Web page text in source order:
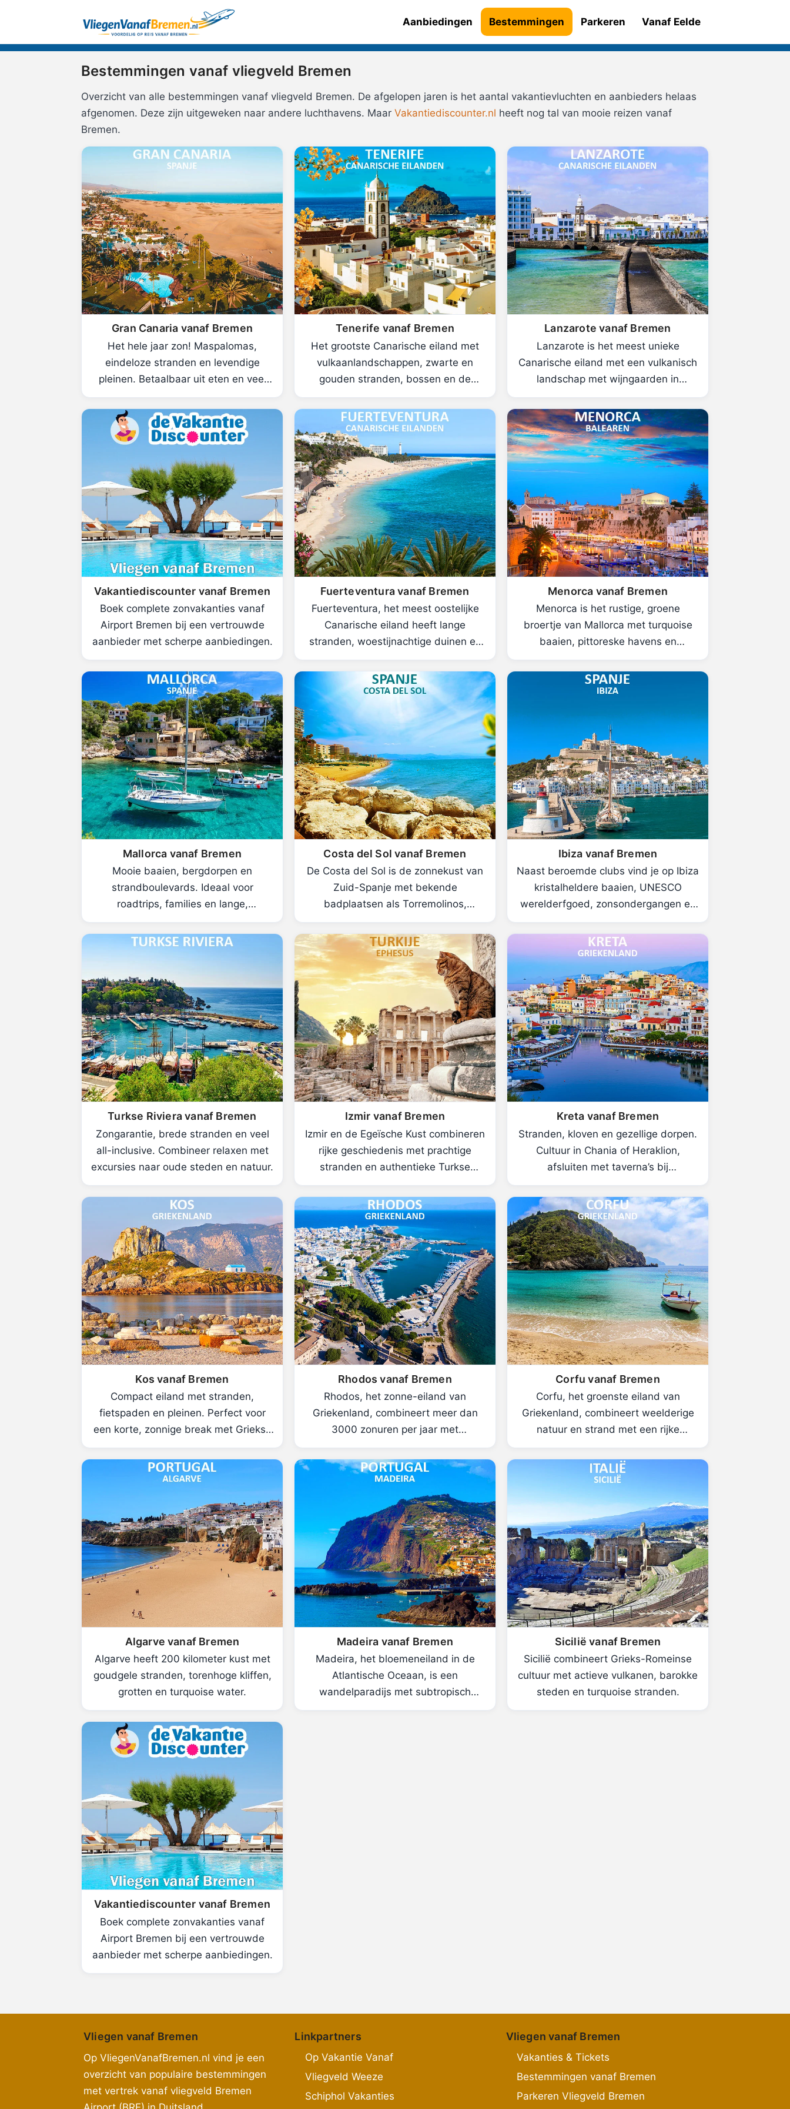
Aanbiedingen Bestemmingen Parkeren Vanaf Eelde
Bestemmingen vanaf vliegveld Bremen
Overzicht van alle bestemmingen vanaf vliegveld Bremen. De afgelopen jaren is het aantal vakantievluchten en aanbieders helaas
afgenomen. Deze zijn uitgeweken naar andere luchthavens. Maar Vakantiediscounter.nl heeft nog tal van mooie reizen vanaf
Bremen.
Gran Canaria vanaf Bremen
Het hele jaar zon! Maspalomas,
eindeloze stranden en levendige
pleinen. Betaalbaar uit eten en veel
sfeer.
Tenerife vanaf Bremen
Het grootste Canarische eiland met
vulkaanlandschappen, zwarte en
gouden stranden, bossen en de
imposante Teide.
Lanzarote vanaf Bremen
Lanzarote is het meest unieke
Canarische eiland met een vulkanisch
landschap met wijngaarden in
lavavelden.
Vakantiediscounter vanaf Bremen
Boek complete zonvakanties vanaf
Airport Bremen bij een vertrouwde
aanbieder met scherpe aanbiedingen.
Fuerteventura vanaf Bremen
Fuerteventura, het meest oostelijke
Canarische eiland heeft lange
stranden, woestijnachtige duinen en
constante wind.
Menorca vanaf Bremen
Menorca is het rustige, groene
broertje van Mallorca met turquoise
baaien, pittoreske havens en
ongerepte natuur.
Mallorca vanaf Bremen
Mooie baaien, bergdorpen en
strandboulevards. Ideaal voor
roadtrips, families en lange,
mediterrane avonden.
Costa del Sol vanaf Bremen
De Costa del Sol is de zonnekust van
Zuid-Spanje met bekende
badplaatsen als Torremolinos,
Marbella en Málaga.
Ibiza vanaf Bremen
Naast beroemde clubs vind je op Ibiza
kristalheldere baaien, UNESCO
werelderfgoed, zonsondergangen en
hippiemarkten.
Turkse Riviera vanaf Bremen
Zongarantie, brede stranden en veel
all-inclusive. Combineer relaxen met
excursies naar oude steden en natuur.
Izmir vanaf Bremen
Izmir en de Egeïsche Kust combineren
rijke geschiedenis met prachtige
stranden en authentieke Turkse
cultuur.
Kreta vanaf Bremen
Stranden, kloven en gezellige dorpen.
Cultuur in Chania of Heraklion,
afsluiten met taverna’s bij
zonsondergang.
Kos vanaf Bremen
Compact eiland met stranden,
fietspaden en pleinen. Perfect voor
een korte, zonnige break met Griekse
sfeer.
Rhodos vanaf Bremen
Rhodos, het zonne-eiland van
Griekenland, combineert meer dan
3000 zonuren per jaar met
adembenemende geschiedenis.
Corfu vanaf Bremen
Corfu, het groenste eiland van
Griekenland, combineert weelderige
natuur en strand met een rijke
historie.
Algarve vanaf Bremen
Algarve heeft 200 kilometer kust met
goudgele stranden, torenhoge kliffen,
grotten en turquoise water.
Madeira vanaf Bremen
Madeira, het bloemeneiland in de
Atlantische Oceaan, is een
wandelparadijs met subtropisch
klimaat.
Sicilië vanaf Bremen
Sicilië combineert Grieks-Romeinse
cultuur met actieve vulkanen, barokke
steden en turquoise stranden.
Vakantiediscounter vanaf Bremen
Boek complete zonvakanties vanaf
Airport Bremen bij een vertrouwde
aanbieder met scherpe aanbiedingen.
Vliegen vanaf Bremen
Op VliegenVanafBremen.nl vind je een
overzicht van populaire bestemmingen
met vertrek vanaf vliegveld Bremen
Linkpartners
Op Vakantie Vanaf
Vliegveld Weeze
Schiphol Vakanties
Vliegen vanaf Bremen
Vakanties & Tickets
Bestemmingen vanaf Bremen
Parkeren Vliegveld Bremen